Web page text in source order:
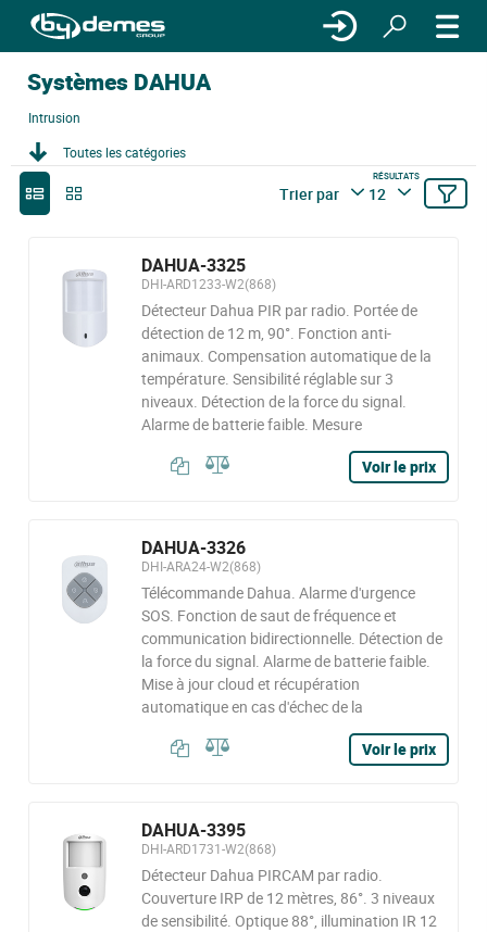
Systèmes DAHUA
Intrusion
Toutes les catégories
Trier par
RÉSULTATS
12
DAHUA-3325
DHI-ARD1233-W2(868)
Détecteur Dahua PIR par radio. Portée de
détection de 12 m, 90°. Fonction anti-
animaux. Compensation automatique de la
température. Sensibilité réglable sur 3
niveaux. Détection de la force du signal.
Alarme de batterie faible. Mesure
Voir le prix
DAHUA-3326
DHI-ARA24-W2(868)
Télécommande Dahua. Alarme d'urgence
SOS. Fonction de saut de fréquence et
communication bidirectionnelle. Détection de
la force du signal. Alarme de batterie faible.
Mise à jour cloud et récupération
automatique en cas d'échec de la
Voir le prix
DAHUA-3395
DHI-ARD1731-W2(868)
Détecteur Dahua PIRCAM par radio.
Couverture IRP de 12 mètres, 86°. 3 niveaux
de sensibilité. Optique 88°, illumination IR 12